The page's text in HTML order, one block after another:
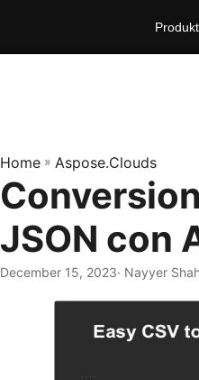
Home » Aspose.Clouds
JSON con
December 15, 2023· Nayyer